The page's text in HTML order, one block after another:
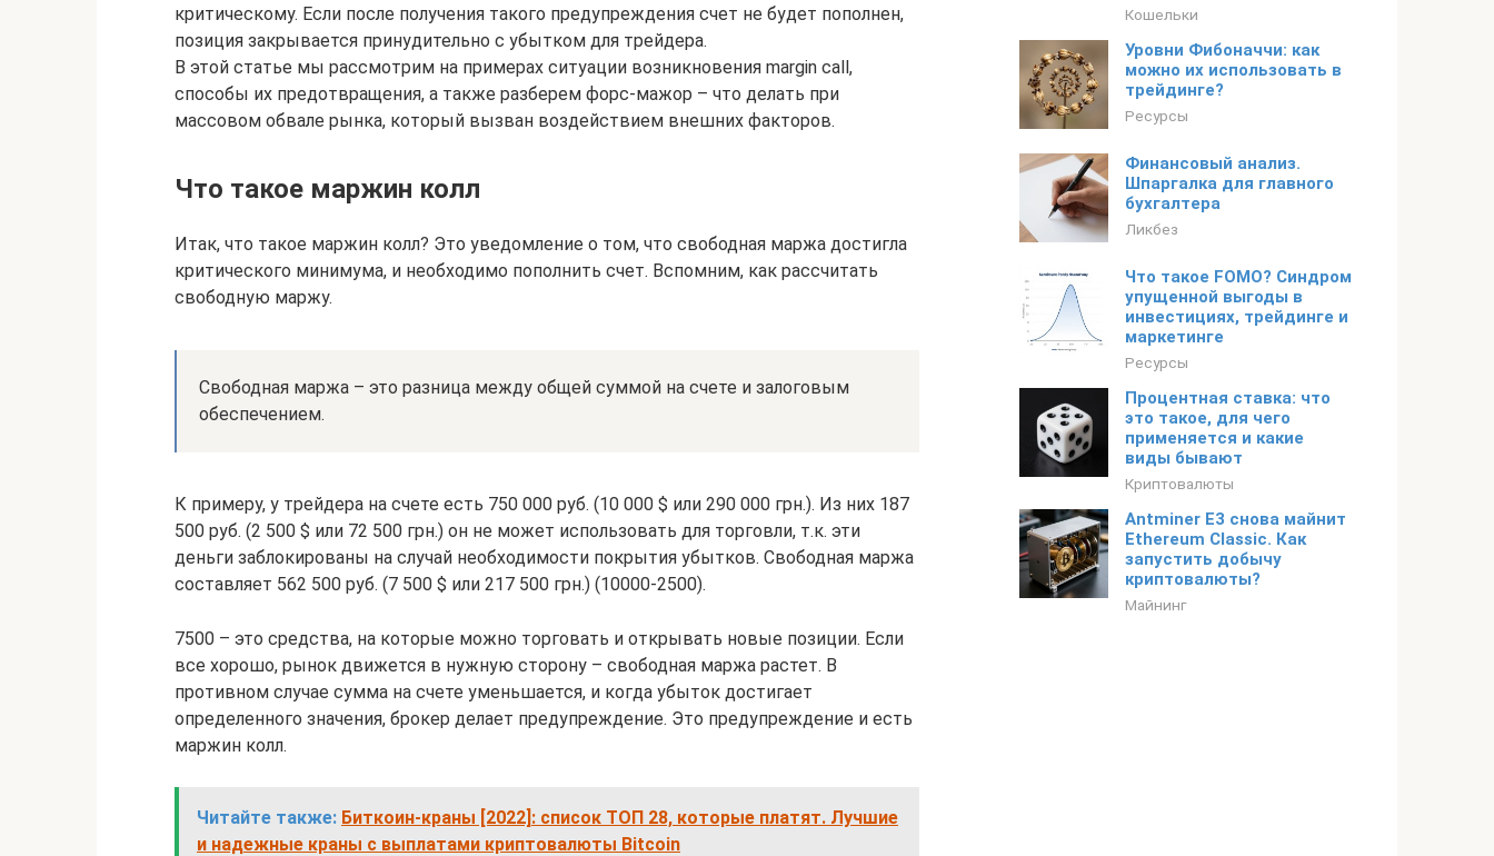
критическому. Если после получения такого предупреждения счет не будет пополнен,
позиция закрывается принудительно с убытком для трейдера.
В этой статье мы рассмотрим на примерах ситуации возникновения margin call,
способы их предотвращения, а также разберем форс-мажор – что делать при
массовом обвале рынка, который вызван воздействием внешних факторов.
Что такое маржин колл
Итак, что такое маржин колл? Это уведомление о том, что свободная маржа достигла
критического минимума, и необходимо пополнить счет. Вспомним, как рассчитать
свободную маржу.
Свободная маржа – это разница между общей суммой на счете и залоговым
обеспечением.
К примеру, у трейдера на счете есть 750 000 руб. (10 000 $ или 290 000 грн.). Из них 187
500 руб. (2 500 $ или 72 500 грн.) он не может использовать для торговли, т.к. эти
деньги заблокированы на случай необходимости покрытия убытков. Свободная маржа
составляет 562 500 руб. (7 500 $ или 217 500 грн.) (10000-2500).
7500 – это средства, на которые можно торговать и открывать новые позиции. Если
все хорошо, рынок движется в нужную сторону – свободная маржа растет. В
противном случае сумма на счете уменьшается, и когда убыток достигает
определенного значения, брокер делает предупреждение. Это предупреждение и есть
маржин колл.
Читайте также: Биткоин-краны [2022]: список ТОП 28, которые платят. Лучшие
и надежные краны с выплатами криптовалюты Bitcoin
Кошельки
Уровни Фибоначчи: как
можно их использовать в
трейдинге?
Ресурсы
Финансовый анализ.
Шпаргалка для главного
бухгалтера
Ликбез
Что такое FOMO? Синдром
упущенной выгоды в
инвестициях, трейдинге и
маркетинге
Ресурсы
Процентная ставка: что
это такое, для чего
применяется и какие
виды бывают
Криптовалюты
Antminer E3 снова майнит
Ethereum Classic. Как
запустить добычу
криптовалюты?
Майнинг